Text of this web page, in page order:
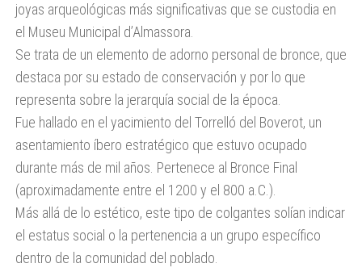
joyas arqueológicas más significativas que se custodia en
el Museu Municipal d’Almassora.
Se trata de un elemento de adorno personal de bronce, que
destaca por su estado de conservación y por lo que
representa sobre la jerarquía social de la época.
Fue hallado en el yacimiento del Torrelló del Boverot, un
asentamiento íbero estratégico que estuvo ocupado
durante más de mil años. Pertenece al Bronce Final
(aproximadamente entre el 1200 y el 800 a.C.).
Más allá de lo estético, este tipo de colgantes solían indicar
el estatus social o la pertenencia a un grupo específico
dentro de la comunidad del poblado.